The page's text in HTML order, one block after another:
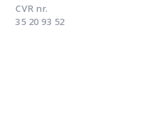
CVR nr.
35 20 93 52